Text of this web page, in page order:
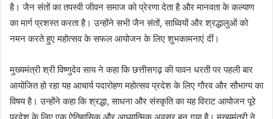
है। जैन संतों का तपस्वी जीवन समाज को प्रेरणा देता है और मानवता के कल्याण
का मार्ग प्रशस्त करता है। उन्होंने सभी जैन संतों, साध्वियों और श्रद्धालुओं को
नमन करते हुए महोत्सव के सफल आयोजन के लिए शुभकामनाएं दीं।
मुख्यमंत्री श्री विष्णुदेव साय ने कहा कि छत्तीसगढ़ की पावन धरती पर पहली बार
आयोजित हो रहा यह आचार्य पदारोहण महोत्सव प्रदेश के लिए गौरव और सौभाग्य का
विषय है। उन्होंने कहा कि श्रद्धा, साधना और संस्कृति का यह विराट आयोजन पूरे